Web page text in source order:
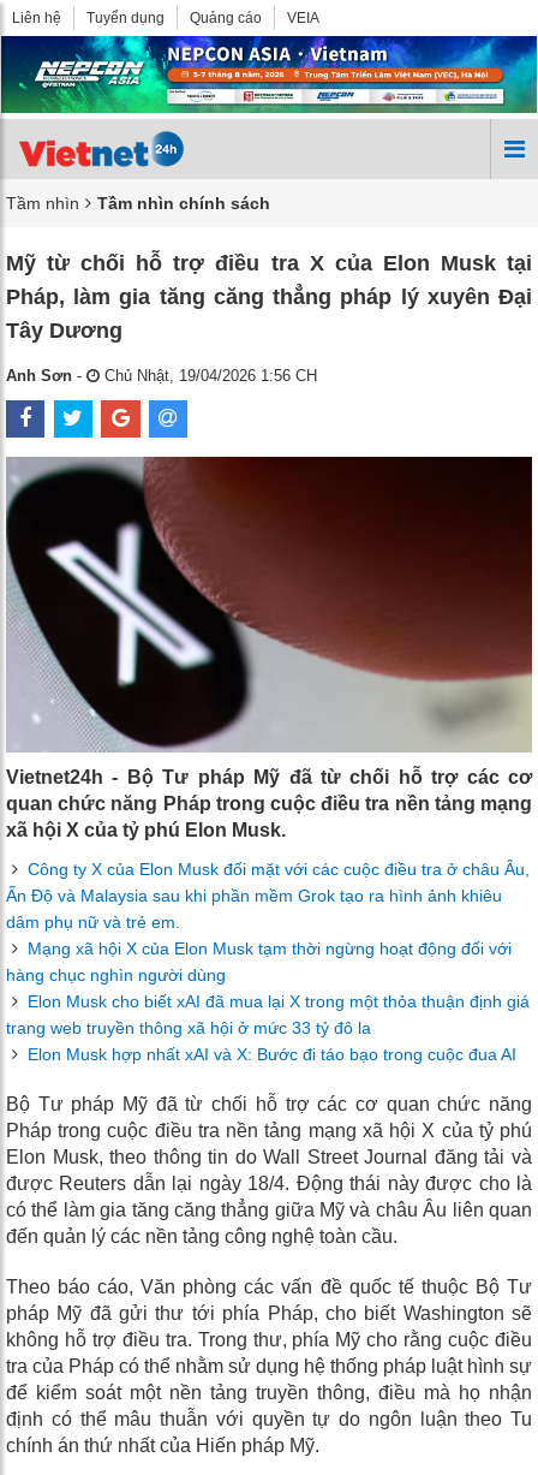
Liên hệ Tuyển dụng Quảng cáo VEIA
Tầm nhìn Tầm nhìn chính sách
Mỹ từ chối hỗ trợ điều tra X của Elon Musk tại
Pháp, làm gia tăng căng thẳng pháp lý xuyên Đại
Tây Dương
Anh Sơn - Chủ Nhật, 19/04/2026 1:56 CH
Vietnet24h - Bộ Tư pháp Mỹ đã từ chối hỗ trợ các cơ
quan chức năng Pháp trong cuộc điều tra nền tảng mạng
xã hội X của tỷ phú Elon Musk.
Công ty X của Elon Musk đối mặt với các cuộc điều tra ở châu Âu,
Ấn Độ và Malaysia sau khi phần mềm Grok tạo ra hình ảnh khiêu
dâm phụ nữ và trẻ em.
Mạng xã hội X của Elon Musk tạm thời ngừng hoạt động đối với
hàng chục nghìn người dùng
Elon Musk cho biết xAI đã mua lại X trong một thỏa thuận định giá
trang web truyền thông xã hội ở mức 33 tỷ đô la
Elon Musk hợp nhất xAI và X: Bước đi táo bạo trong cuộc đua AI
Bộ Tư pháp Mỹ đã từ chối hỗ trợ các cơ quan chức năng
Pháp trong cuộc điều tra nền tảng mạng xã hội X của tỷ phú
Elon Musk, theo thông tin do Wall Street Journal đăng tải và
được Reuters dẫn lại ngày 18/4. Động thái này được cho là
có thể làm gia tăng căng thẳng giữa Mỹ và châu Âu liên quan
đến quản lý các nền tảng công nghệ toàn cầu.
Theo báo cáo, Văn phòng các vấn đề quốc tế thuộc Bộ Tư
pháp Mỹ đã gửi thư tới phía Pháp, cho biết Washington sẽ
không hỗ trợ điều tra. Trong thư, phía Mỹ cho rằng cuộc điều
tra của Pháp có thể nhằm sử dụng hệ thống pháp luật hình sự
để kiểm soát một nền tảng truyền thông, điều mà họ nhận
định có thể mâu thuẫn với quyền tự do ngôn luận theo Tu
chính án thứ nhất của Hiến pháp Mỹ.